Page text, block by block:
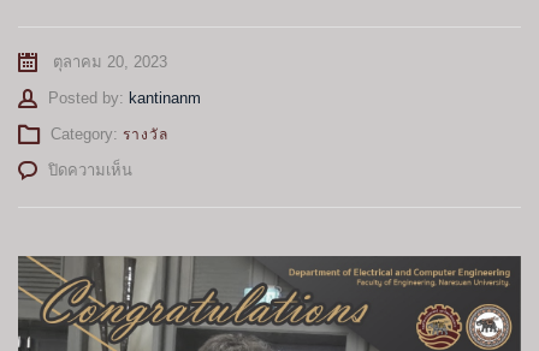
ตุลาคม 20, 2023
Posted by: Author
kantinanm
Category: รางวัล
ปิดความเห็นบน
ยินดี
กับ
ผู้
ช่วย